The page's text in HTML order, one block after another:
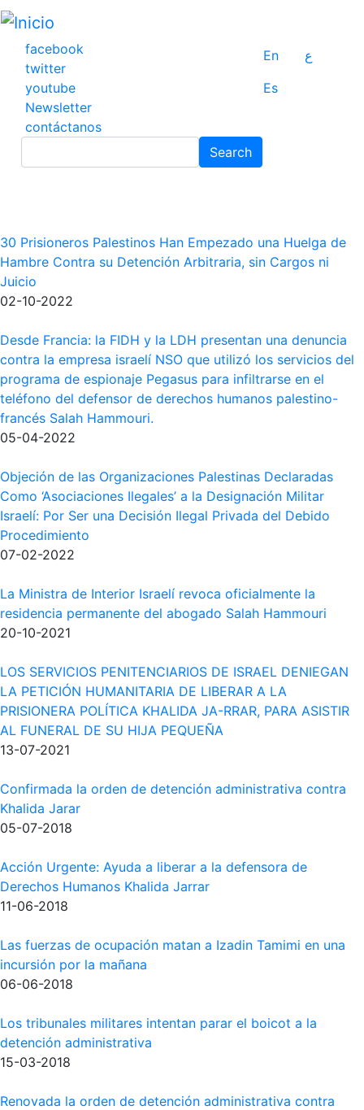
Pasar
contenido
principal
facebook
twitter
youtube
Newsletter
contáctanos
En
ع
Es
Search
30 Prisioneros Palestinos Han Empezado una Huelga de
Hambre Contra su Detención Arbitraria, sin Cargos ni
Juicio
02-10-2022
Desde Francia: la FIDH y la LDH presentan una denuncia
contra la empresa israelí NSO que utilizó los servicios del
programa de espionaje Pegasus para infiltrarse en el
teléfono del defensor de derechos humanos palestino-
francés Salah Hammouri.
05-04-2022
Objeción de las Organizaciones Palestinas Declaradas
Como ‘Asociaciones Ilegales’ a la Designación Militar
Israelí: Por Ser una Decisión Ilegal Privada del Debido
Procedimiento
07-02-2022
La Ministra de Interior Israelí revoca oficialmente la
residencia permanente del abogado Salah Hammouri
20-10-2021
LOS SERVICIOS PENITENCIARIOS DE ISRAEL DENIEGAN
LA PETICIÓN HUMANITARIA DE LIBERAR A LA
PRISIONERA POLÍTICA KHALIDA JA-RRAR, PARA ASISTIR
AL FUNERAL DE SU HIJA PEQUEÑA
13-07-2021
Confirmada la orden de detención administrativa contra
Khalida Jarar
05-07-2018
Acción Urgente: Ayuda a liberar a la defensora de
Derechos Humanos Khalida Jarrar
11-06-2018
Las fuerzas de ocupación matan a Izadin Tamimi en una
incursión por la mañana
06-06-2018
Los tribunales militares intentan parar el boicot a la
detención administrativa
15-03-2018
Renovada la orden de detención administrativa contra